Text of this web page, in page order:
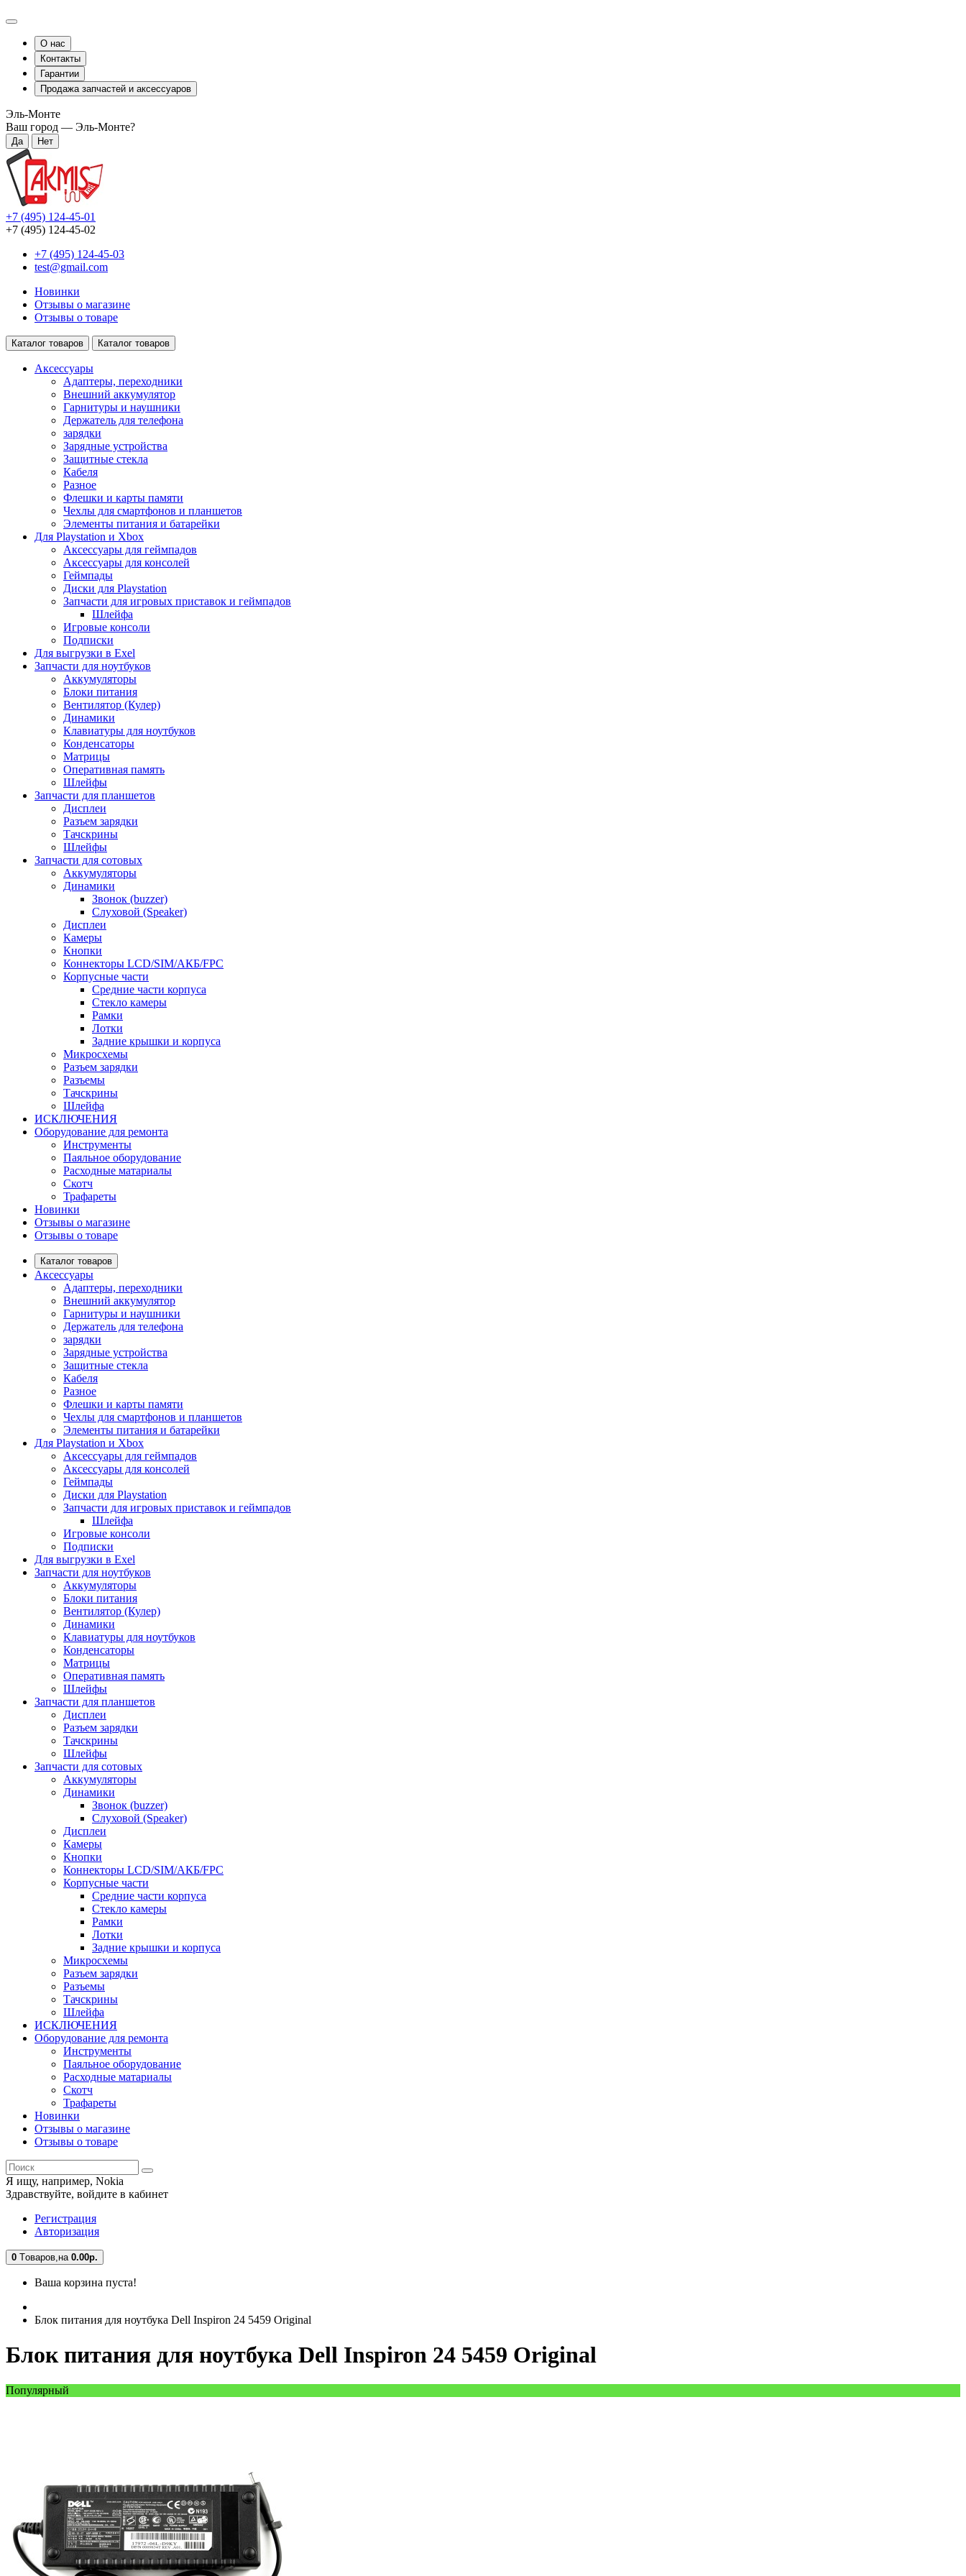
О нас
Контакты
Гарантии
Продажа запчастей и аксессуаров
Эль-Монте
Ваш город — Эль-Монте?
+7 (495) 124-45-01
+7 (495) 124-45-02
+7 (495) 124-45-03
test@gmail.com
Новинки
Отзывы о магазине
Отзывы о товаре
Каталог товаров Каталог товаров
Аксессуары
Адаптеры, переходники
Внешний аккумулятор
Гарнитуры и наушники
Держатель для телефона
зарядки
Зарядные устройства
Защитные стекла
Кабеля
Разное
Флешки и карты памяти
Чехлы для смартфонов и планшетов
Элементы питания и батарейки
Для Playstation и Xbox
Аксессуары для геймпадов
Аксессуары для консолей
Геймпады
Диски для Playstation
Запчасти для игровых приставок и геймпадов
Шлейфа
Игровые консоли
Подписки
Для выгрузки в Exel
Запчасти для ноутбуков
Аккумуляторы
Блоки питания
Вентилятор (Кулер)
Динамики
Клавиатуры для ноутбуков
Конденсаторы
Матрицы
Оперативная память
Шлейфы
Запчасти для планшетов
Дисплеи
Разъем зарядки
Тачскрины
Шлейфы
Запчасти для сотовых
Аккумуляторы
Динамики
Звонок (buzzer)
Слуховой (Speaker)
Дисплеи
Камеры
Кнопки
Коннекторы LCD/SIM/АКБ/FPC
Корпусные части
Средние части корпуса
Стекло камеры
Рамки
Лотки
Задние крышки и корпуса
Микросхемы
Разъем зарядки
Разъемы
Тачскрины
Шлейфа
ИСКЛЮЧЕНИЯ
Оборудование для ремонта
Инструменты
Паяльное оборудование
Расходные матариалы
Скотч
Трафареты
Новинки
Отзывы о магазине
Отзывы о товаре
Каталог товаров
Аксессуары
Адаптеры, переходники
Внешний аккумулятор
Гарнитуры и наушники
Держатель для телефона
зарядки
Зарядные устройства
Защитные стекла
Кабеля
Разное
Флешки и карты памяти
Чехлы для смартфонов и планшетов
Элементы питания и батарейки
Для Playstation и Xbox
Аксессуары для геймпадов
Аксессуары для консолей
Геймпады
Диски для Playstation
Запчасти для игровых приставок и геймпадов
Шлейфа
Игровые консоли
Подписки
Для выгрузки в Exel
Запчасти для ноутбуков
Аккумуляторы
Блоки питания
Вентилятор (Кулер)
Динамики
Клавиатуры для ноутбуков
Конденсаторы
Матрицы
Оперативная память
Шлейфы
Запчасти для планшетов
Дисплеи
Разъем зарядки
Тачскрины
Шлейфы
Запчасти для сотовых
Аккумуляторы
Динамики
Звонок (buzzer)
Слуховой (Speaker)
Дисплеи
Камеры
Кнопки
Коннекторы LCD/SIM/АКБ/FPC
Корпусные части
Средние части корпуса
Стекло камеры
Рамки
Лотки
Задние крышки и корпуса
Микросхемы
Разъем зарядки
Разъемы
Тачскрины
Шлейфа
ИСКЛЮЧЕНИЯ
Оборудование для ремонта
Инструменты
Паяльное оборудование
Расходные матариалы
Скотч
Трафареты
Новинки
Отзывы о магазине
Отзывы о товаре
Я ищу, например, Nokia
Здравствуйте, войдите в кабинет
Регистрация
Авторизация
0 Tоваров,на 0.00р.
Ваша корзина пуста!
Блок питания для ноутбука Dell Inspiron 24 5459 Original
Блок питания для ноутбука Dell Inspiron 24 5459 Original
Популярный